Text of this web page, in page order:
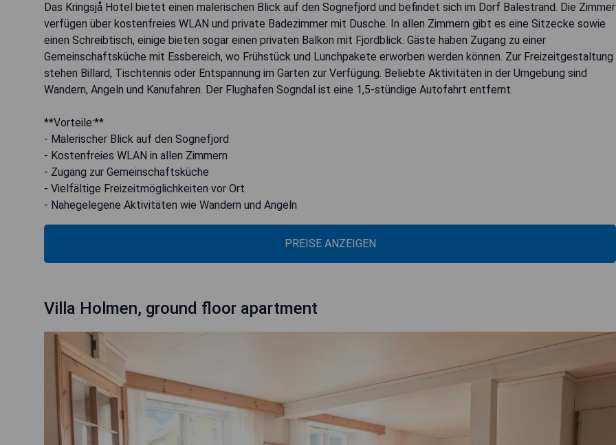
Das Kringsjå Hotel bietet einen malerischen Blick auf den Sognefjord und befindet sich im Dorf Balestrand. Die Zimmer
verfügen über kostenfreies WLAN und private Badezimmer mit Dusche. In allen Zimmern gibt es eine Sitzecke sowie
einen Schreibtisch, einige bieten sogar einen privaten Balkon mit Fjordblick. Gäste haben Zugang zu einer
Gemeinschaftsküche mit Essbereich, wo Frühstück und Lunchpakete erworben werden können. Zur Freizeitgestaltung
stehen Billard, Tischtennis oder Entspannung im Garten zur Verfügung. Beliebte Aktivitäten in der Umgebung sind
Wandern, Angeln und Kanufahren. Der Flughafen Sogndal ist eine 1,5-stündige Autofahrt entfernt.
**Vorteile:**
- Malerischer Blick auf den Sognefjord
- Kostenfreies WLAN in allen Zimmern
- Zugang zur Gemeinschaftsküche
- Vielfältige Freizeitmöglichkeiten vor Ort
- Nahegelegene Aktivitäten wie Wandern und Angeln
PREISE ANZEIGEN
Villa Holmen, ground floor apartment